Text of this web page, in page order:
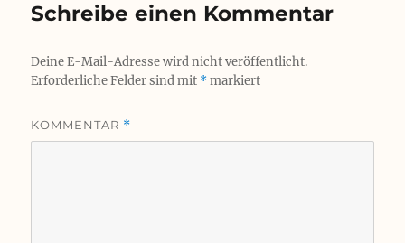
Schreibe einen Kommentar
Deine E-Mail-Adresse wird nicht veröffentlicht.
Erforderliche Felder sind mit *markiert
KOMMENTAR *